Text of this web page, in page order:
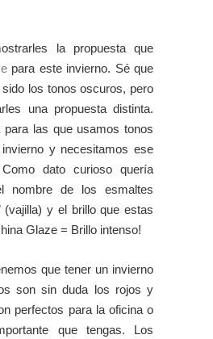
la propuesta que
para este invierno. Sé que
los tonos oscuros, pero
una propuesta distinta.
para las que usamos tonos
y necesitamos ese
dato curioso quería
nombre de los esmaltes
(vajilla) y el brillo que estas
Glaze = Brillo intenso!
que tener un invierno
son sin duda los rojos y
perfectos para la oficina o
que tengas. Los